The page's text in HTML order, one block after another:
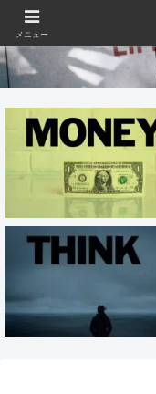
メニュー